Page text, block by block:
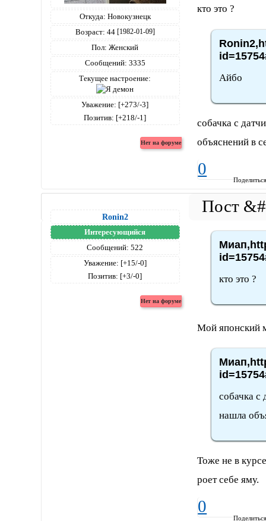
Откуда: Новокузнецк
Возраст: 44 [1982-01-09]
Пол: Женский
Сообщений: 3335
Текущее настроение:
Уважение: [+273/-3]
Позитив: [+218/-1]
кто это ?
Айбо
собачка с
объяснений в
0
Ronin2
Интересующийся
Сообщений: 522
Уважение: [+15/-0]
Позитив: [+3/-0] кто это ?
Мой японский
собачка с
нашла
Тоже не в
роет себе яму.
0